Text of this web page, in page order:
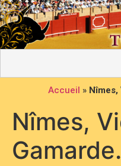
Accueil » Nîmes,
Nîmes,